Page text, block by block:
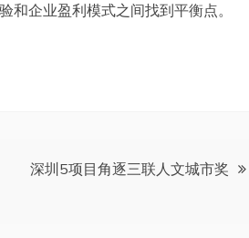
企业盈利模式之间找到平衡点。
深圳5项目角逐三联人文城市奖